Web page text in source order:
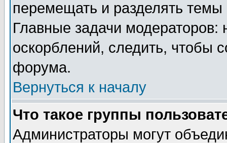
перемещать и разделять
Главные задачи
оскорблений, следить, чтобы
форума.
Вернуться к началу
Что такое группы
Администраторы могут